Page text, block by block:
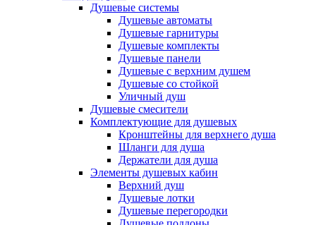
Душевые системы
Душевые автоматы
Душевые гарнитуры
Душевые комплекты
Душевые панели
Душевые с верхним душем
Душевые со стойкой
Уличный душ
Душевые смесители
Комплектующие для душевых
Кронштейны для верхнего душа
Шланги для душа
Держатели для душа
Элементы душевых кабин
Верхний душ
Душевые лотки
Душевые перегородки